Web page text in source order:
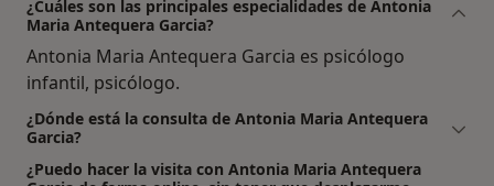
¿Cuáles son las principales especialidades de Antonia
Maria Antequera Garcia?
Antonia Maria Antequera Garcia es psicólogo
infantil, psicólogo.
¿Dónde está la consulta de Antonia Maria Antequera
Garcia?
¿Puedo hacer la visita con Antonia Maria Antequera